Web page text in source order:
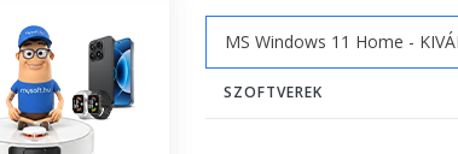
SZOFTVEREK